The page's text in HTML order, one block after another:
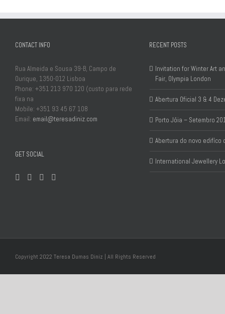
CONTACT INFO
Rua Almeida e Sousa 39-B, Campo de
Ourique, 1350-012 Lisboa
Phone: +351 213 970 120 (custo para rede
fixa na
Mobile: +351 93 45 67 108
Email: email@teresadiniz.com
GET SOCIAL
RECENT POSTS
Invitation for Winter Art
Fair, Olympia London
Abertura Oficial 3 & 4
Porto Jóia – Setembro
Abertura do novo edifíco
International Jewellery
Copyright 2022 Teresa Dumas Diniz | All Rights Reserved